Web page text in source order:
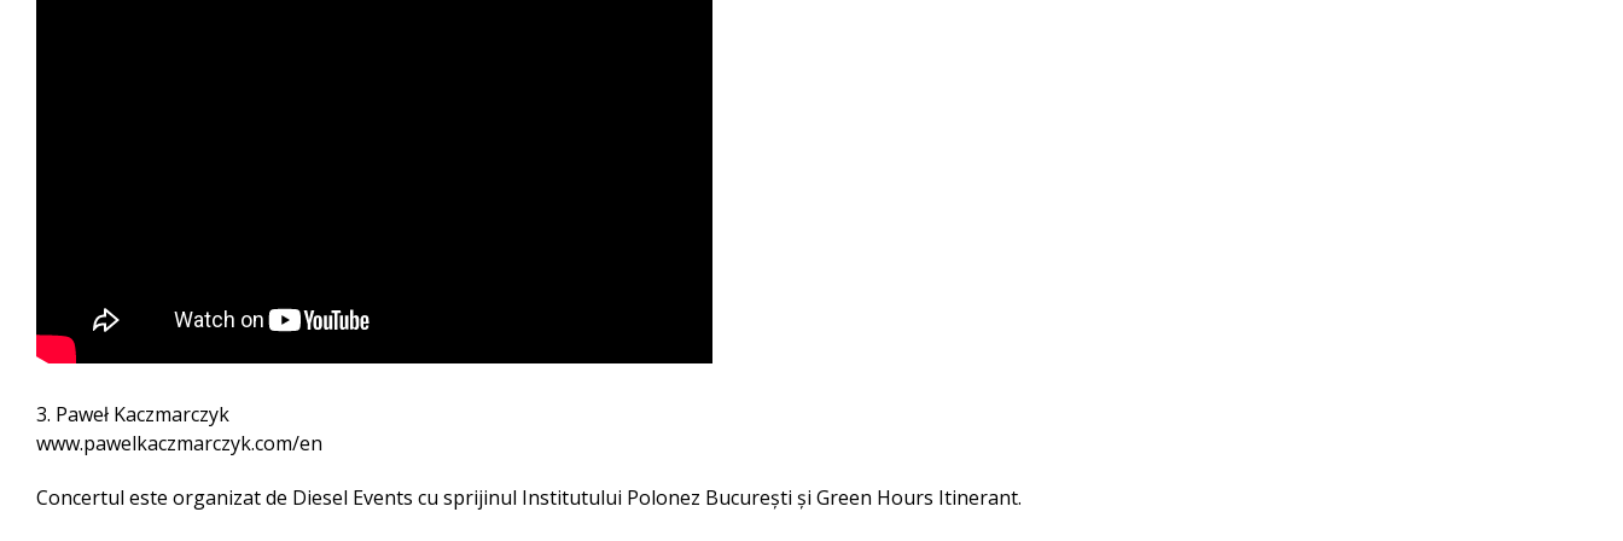
3. Paweł Kaczmarczyk
www.pawelkaczmarczyk.com/en
Concertul este organizat de Diesel Events cu sprijinul Institutului Polonez Bucureşti şi Green Hours Itinerant.